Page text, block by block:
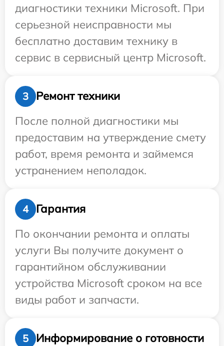
диагностики техники Microsoft. При
серьезной неисправности мы
бесплатно доставим технику в
сервис в сервисный центр Microsoft.
3
Ремонт техники
После полной диагностики мы
предоставим на утверждение смету
работ, время ремонта и займемся
устранением неполадок.
4
Гарантия
По окончании ремонта и оплаты
услуги Вы получите документ о
гарантийном обслуживании
устройства Microsoft сроком на все
виды работ и запчасти.
5
Информирование о готовности